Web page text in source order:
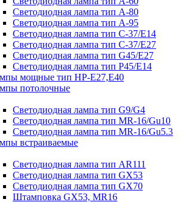
Светодиодная лампа тип A-80
Светодиодная лампа тип A-95
Светодиодная лампа тип C-37/Е14
Светодиодная лампа тип C-37/Е27
Светодиодная лампа тип G45/E27
Светодиодная лампа тип P45/E14
мощные тип HP-E27,E40
потолочные
Светодиодная лампа тип G9/G4
Светодиодная лампа тип MR-16/Gu10
Светодиодная лампа тип MR-16/Gu5.3
встраиваемые
Светодиодная лампа тип AR111
Светодиодная лампа тип GX53
Светодиодная лампа тип GX70
Штамповка GX53, MR16